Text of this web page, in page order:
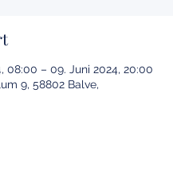
08:00 – 09. Juni 2024, 20:00
9, 58802 Balve,